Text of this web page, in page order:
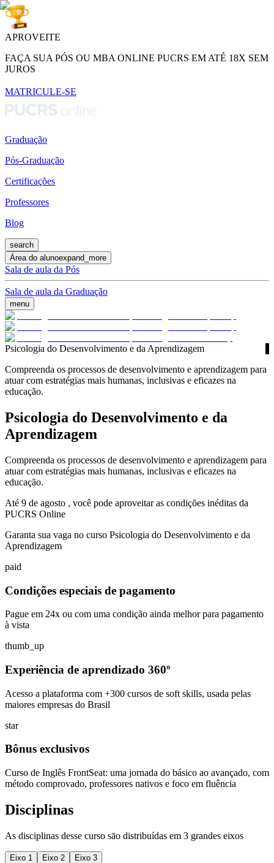
APROVEITE
FAÇA SUA PÓS OU MBA ONLINE PUCRS EM ATÉ 18X SEM
JUROS
MATRICULE-SE
Graduação
Pós-Graduação
Certificações
Professores
Blog
search
Área do alunoexpand_more
Sala de aula da Pós
Sala de aula da Graduação
menu
Psicologia do Desenvolvimento e da Aprendizagem
Compreenda os processos de desenvolvimento e aprendizagem para
atuar com estratégias mais humanas, inclusivas e eficazes na
educação.
Psicologia do Desenvolvimento e da
Aprendizagem
Compreenda os processos de desenvolvimento e aprendizagem para
atuar com estratégias mais humanas, inclusivas e eficazes na
educação.
Até 9 de agosto , você pode aproveitar as condições inéditas da
PUCRS Online
Garanta sua vaga no curso Psicologia do Desenvolvimento e da
Aprendizagem
paid
Condições especiais de pagamento
Pague em 24x ou com uma condição ainda melhor para pagamento
à vista
thumb_up
Experiência de aprendizado 360º
Acesso a plataforma com +300 cursos de soft skills, usada pelas
maiores empresas do Brasil
star
Bônus exclusivos
Curso de Inglês FrontSeat: uma jornada do básico ao avançado, com
método comprovado, professores nativos e foco em fluência
Disciplinas
As disciplinas desse curso sāo distribuídas em 3 grandes eixos
Eixo 1 Eixo 2 Eixo 3